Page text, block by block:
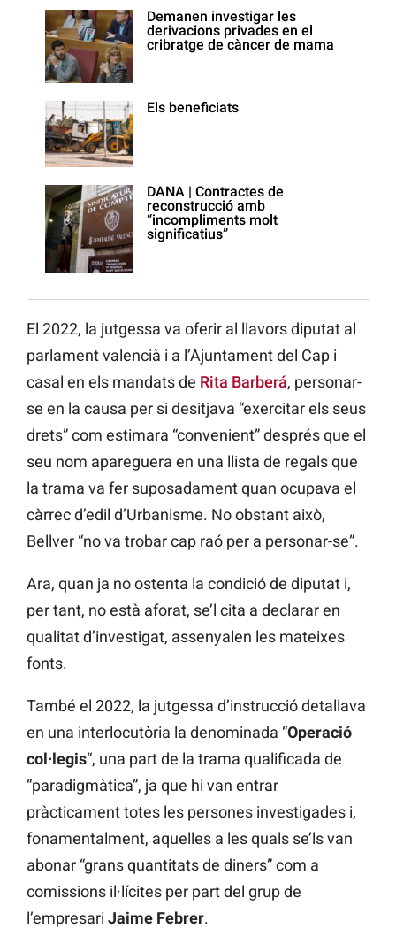
Demanen investigar les
derivacions privades en el
cribratge de càncer de mama
Els beneficiats
DANA | Contractes de
reconstrucció amb
“incompliments molt
significatius”
El 2022, la jutgessa va oferir al llavors diputat al
parlament valencià i a l’Ajuntament del Cap i
casal en els mandats de Rita Barberá, personar-
se en la causa per si desitjava “exercitar els seus
drets” com estimara “convenient” després que el
seu nom apareguera en una llista de regals que
la trama va fer suposadament quan ocupava el
càrrec d’edil d’Urbanisme. No obstant això,
Bellver “no va trobar cap raó per a personar-se”.
Ara, quan ja no ostenta la condició de diputat i,
per tant, no està aforat, se’l cita a declarar en
qualitat d’investigat, assenyalen les mateixes
fonts.
També el 2022, la jutgessa d’instrucció detallava
en una interlocutòria la denominada “Operació
col·legis“, una part de la trama qualificada de
“paradigmàtica”, ja que hi van entrar
pràcticament totes les persones investigades i,
fonamentalment, aquelles a les quals se’ls van
abonar “grans quantitats de diners” com a
comissions il·lícites per part del grup de
l’empresari Jaime Febrer.